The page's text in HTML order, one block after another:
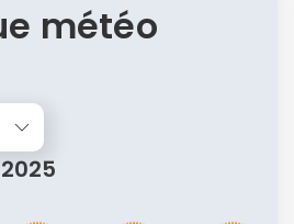
météo
2025